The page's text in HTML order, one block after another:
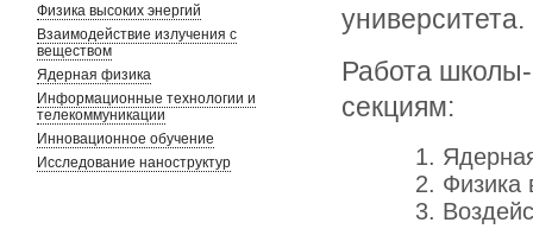
Физика высоких энергий
Взаимодействие излучения с
веществом
Ядерная физика
Информационные технологии и
телекоммуникации
Инновационное обучение
Исследование наноструктур
университета.
Работа
секциям:
Физика